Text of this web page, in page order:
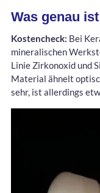
Was genau
Kostencheck: Bei
mineralischen
Linie Zirkonoxid und
Material ähnelt
sehr, ist allerdings